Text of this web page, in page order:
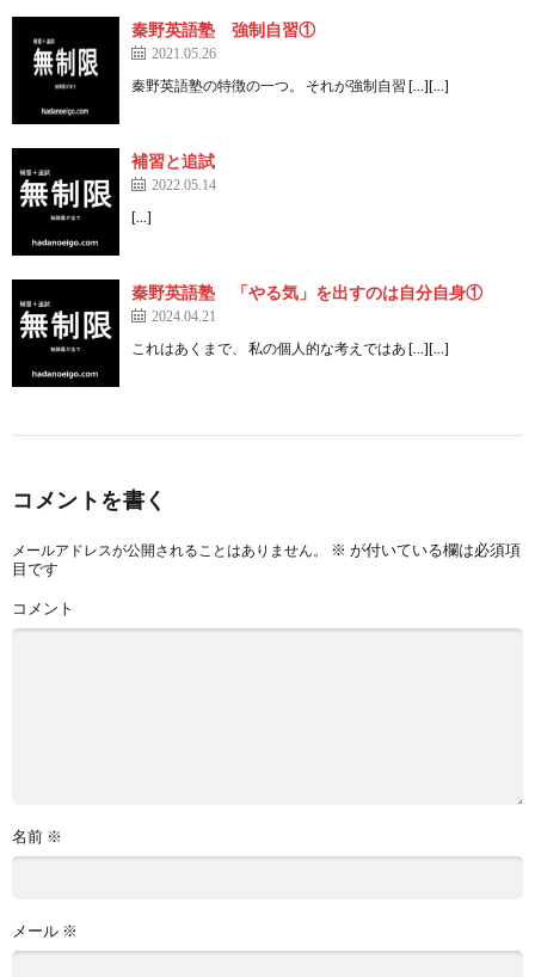
秦野英語塾 強制自習①
2021.05.26
秦野英語塾の特徴の一つ。 それが強制自習 […][…]
補習と追試
2022.05.14
[…]
秦野英語塾 「やる気」を出すのは自分自身①
2024.04.21
これはあくまで、 私の個人的な考えではあ […][…]
コメントを書く
メールアドレスが公開されることはありません。 ※ が付いている欄は必須項
目です
コメント
名前 ※
メール ※